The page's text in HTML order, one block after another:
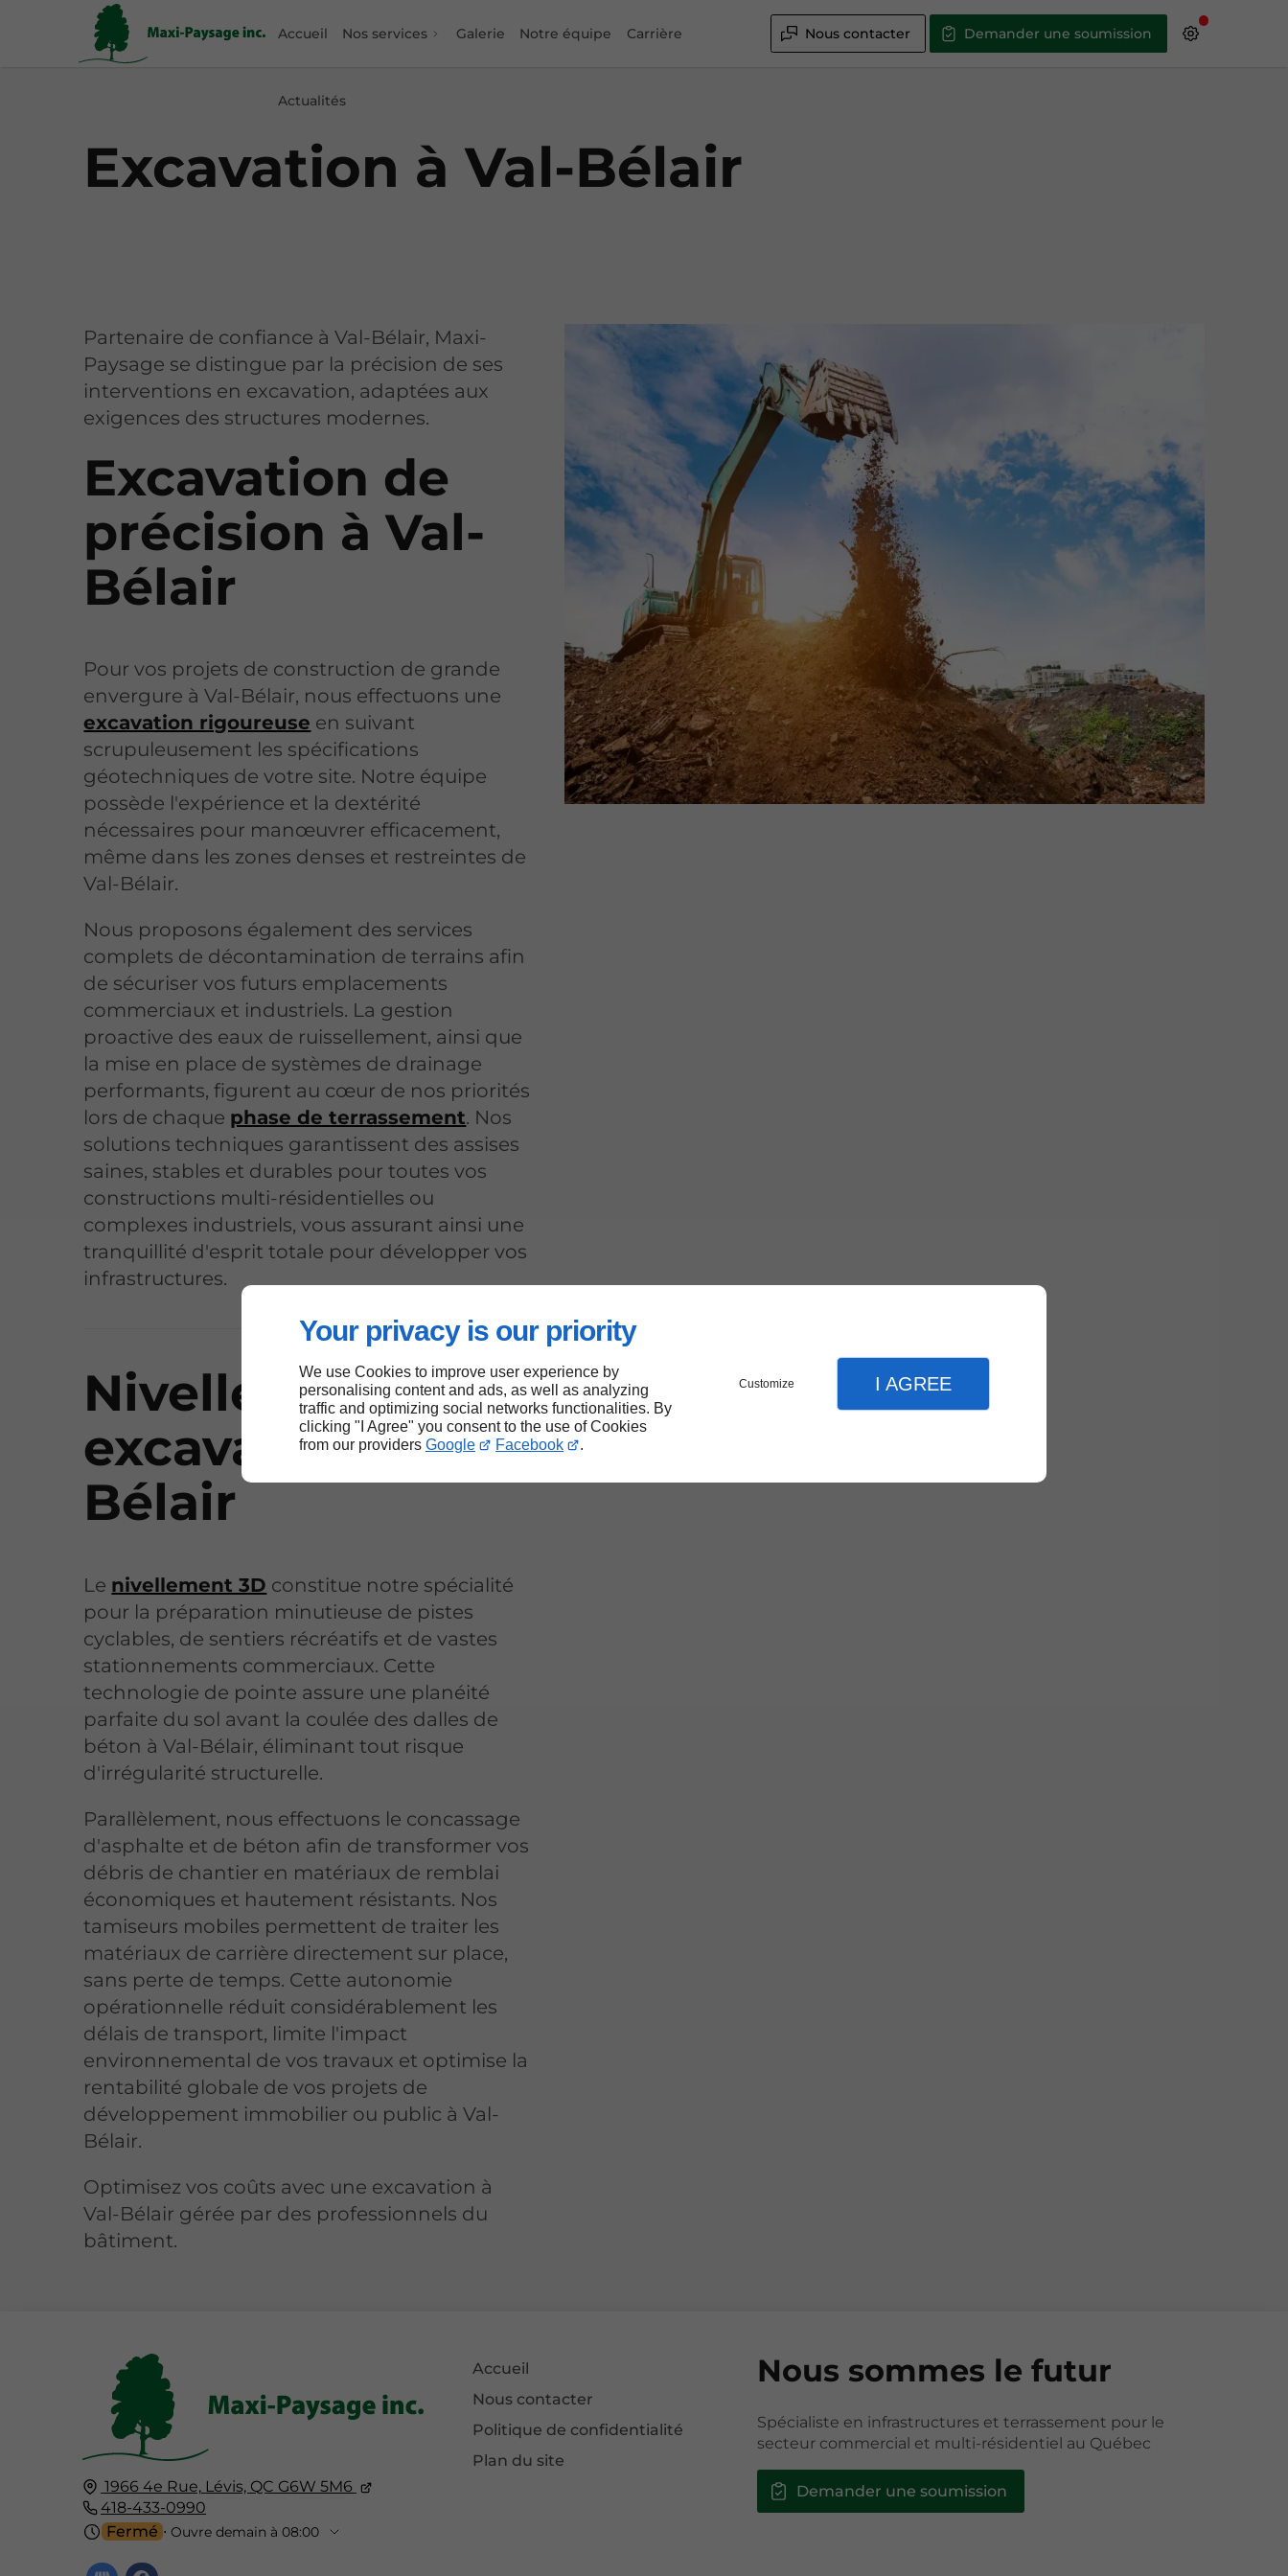
Your privacy is our priority
We use Cookies to improve user experience by
personalising content and ads, as well as analyzing
traffic and optimizing social networks functionalities. By
clicking "I Agree" you consent to the use of Cookies
from our providers Google Facebook .
Customize I AGREE
Accueil Nos services Galerie Notre équipe Carrière
Actualités
Nous contacter Demander une soumission
Excavation à Val-Bélair
Partenaire de confiance à Val-Bélair, Maxi-
Paysage se distingue par la précision de ses
interventions en excavation, adaptées aux
exigences des structures modernes.
Excavation de
précision à Val-
Bélair
Pour vos projets de construction de grande
envergure à Val-Bélair, nous effectuons une
excavation rigoureuse en suivant
scrupuleusement les spécifications
géotechniques de votre site. Notre équipe
possède l'expérience et la dextérité
nécessaires pour manœuvrer efficacement,
même dans les zones denses et restreintes de
Val-Bélair.
Nous proposons également des services
complets de décontamination de terrains afin
de sécuriser vos futurs emplacements
commerciaux et industriels. La gestion
proactive des eaux de ruissellement, ainsi que
la mise en place de systèmes de drainage
performants, figurent au cœur de nos priorités
lors de chaque phase de terrassement. Nos
solutions techniques garantissent des assises
saines, stables et durables pour toutes vos
constructions multi-résidentielles ou
complexes industriels, vous assurant ainsi une
tranquillité d'esprit totale pour développer vos
infrastructures.
Nivellement et
excavation à Val-
Bélair
Le nivellement 3D constitue notre spécialité
pour la préparation minutieuse de pistes
cyclables, de sentiers récréatifs et de vastes
stationnements commerciaux. Cette
technologie de pointe assure une planéité
parfaite du sol avant la coulée des dalles de
béton à Val-Bélair, éliminant tout risque
d'irrégularité structurelle.
Parallèlement, nous effectuons le concassage
d'asphalte et de béton afin de transformer vos
débris de chantier en matériaux de remblai
économiques et hautement résistants. Nos
tamiseurs mobiles permettent de traiter les
matériaux de carrière directement sur place,
sans perte de temps. Cette autonomie
opérationnelle réduit considérablement les
délais de transport, limite l'impact
environnemental de vos travaux et optimise la
rentabilité globale de vos projets de
développement immobilier ou public à Val-
Bélair.
Optimisez vos coûts avec une excavation à
Val-Bélair gérée par des professionnels du
bâtiment.
1966 4e Rue, Lévis, QC G6W 5M6
418-433-0990
Fermé ⋅ Ouvre demain à 08:00
Accueil
Nous contacter
Politique de confidentialité
Plan du site
Nous sommes le futur
Spécialiste en infrastructures et terrassement pour le
secteur commercial et multi-résidentiel au Québec
Demander une soumission